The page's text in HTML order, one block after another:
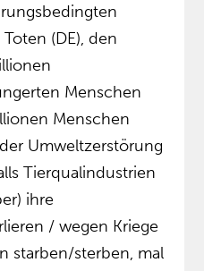
(DE), den
Menschen
Menschen
Umweltzerstörung
Tierqualindustrien
ihre
/ wegen Kriege
starben/sterben, mal